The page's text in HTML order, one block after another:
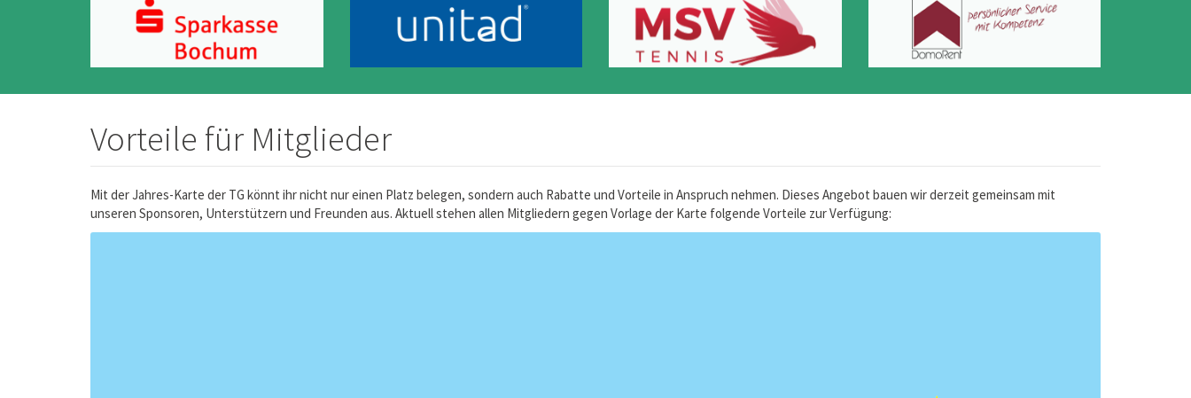
Vorteile für Mitglieder
Mit der Jahres-Karte der TG könnt ihr nicht nur einen Platz belegen, sondern auch Rabatte und Vorteile in Anspruch nehmen. Dieses Angebot bauen wir derzeit gemeinsam mit
unseren Sponsoren, Unterstützern und Freunden aus. Aktuell stehen allen Mitgliedern gegen Vorlage der Karte folgende Vorteile zur Verfügung: